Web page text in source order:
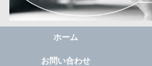
ホーム
お問い合わせ